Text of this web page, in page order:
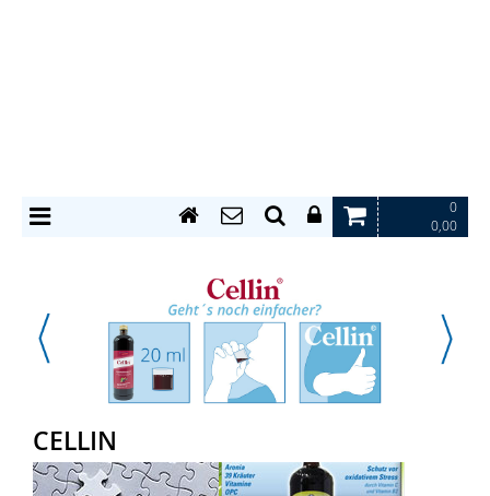
0
0,00
CELLIN